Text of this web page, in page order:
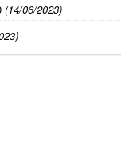
(14/06/2023)